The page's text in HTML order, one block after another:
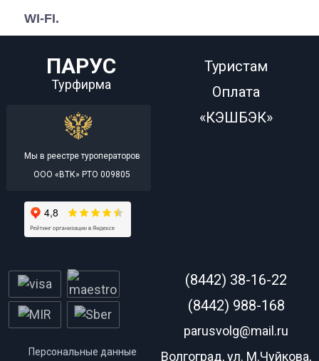
WI-FI.
ПАРУС
Турфирма
Мы в реестре туроператоров
ООО «ВТК» РТО 009805
Туристам
Оплата
«КЭШБЭК»
Персональные данные
(8442) 38-16-22
(8442) 988-168
parusvolg@mail.ru
Волгоград, ул. М.Чуйкова,